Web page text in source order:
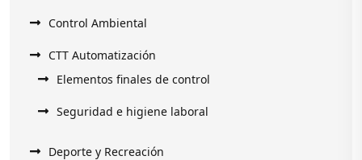
Control Ambiental
CTT Automatización
Elementos finales de control
Seguridad e higiene laboral
Deporte y Recreación